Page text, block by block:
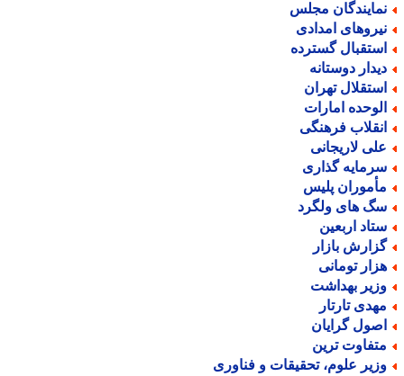
مجلس
امدادی
گسترده
دوستانه
تهران
امارات
فرهنگی
لاریجانی
گذاری
پلیس
های ولگرد
اربعین
بازار
تومانی
بهداشت
تارتار
گرایان
ترین
علوم، تحقیقات و فناوری